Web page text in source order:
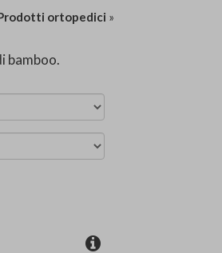
ortopedici »
bamboo.